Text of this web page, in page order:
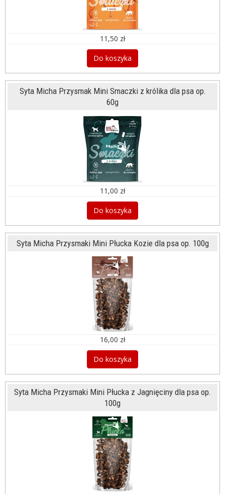
11,50 zł
Do koszyka
Syta Micha Przysmak Mini Smaczki z królika dla psa op.
60g
11,00 zł
Do koszyka
Syta Micha Przysmaki Mini Płucka Kozie dla psa op. 100g
16,00 zł
Do koszyka
Syta Micha Przysmaki Mini Płucka z Jagnięciny dla psa op.
100g